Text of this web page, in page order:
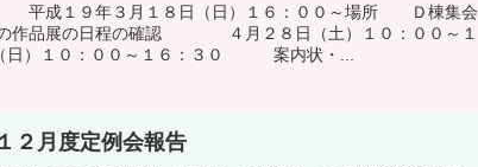
平成１９年３月１８日（日）１６：００～場所 Ｄ棟集会
作品展の日程の確認 ４月２８日（土）１０：００～１
０：００～１６：３０ 案内状・...
２月度定例会報告